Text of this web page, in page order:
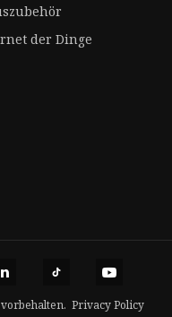
der Dinge
Privacy Policy